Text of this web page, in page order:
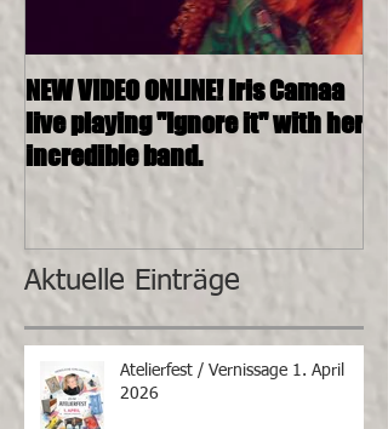
NEW VIDEO ONLINE! Iris Camaa
live playing "Ignore it" with her
incredible band.
Aktuelle Einträge
Atelierfest / Vernissage 1. April
2026